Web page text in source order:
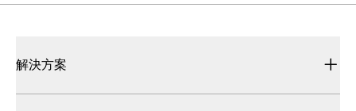
解決方案